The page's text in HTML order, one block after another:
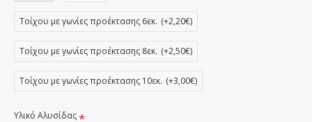
Τοίχου με γωνίες προέκτασης 6εκ. (+2,20€)
Τοίχου με γωνίες προέκτασης 8εκ. (+2,50€)
Τοίχου με γωνίες προέκτασης 10εκ. (+3,00€)
Υλικό Αλυσίδας